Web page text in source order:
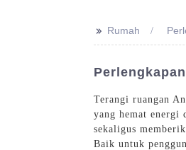
>> Rumah
Terangi ruangan
yang hemat energi
sekaligus
Baik untuk